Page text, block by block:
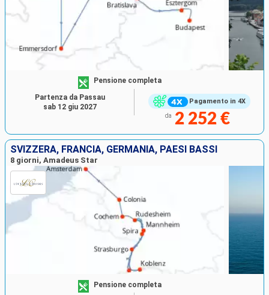
Pagamento in 4X
Pensione completa
da 2 252 €
Partenza da Passau
sab 12 giu 2027
SVIZZERA, FRANCIA, GERMANIA, PAESI BASSI
8 giorni, Amadeus Star
Pensione completa